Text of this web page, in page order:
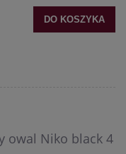
DO KOSZYKA
owal Niko black 4